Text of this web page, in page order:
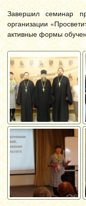
Завершил семинар
организации
активные формы